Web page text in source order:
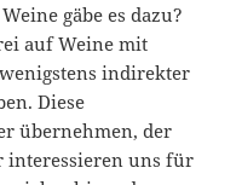
gäbe es dazu?
auf Weine mit
indirekter
Diese
übernehmen, der
uns für